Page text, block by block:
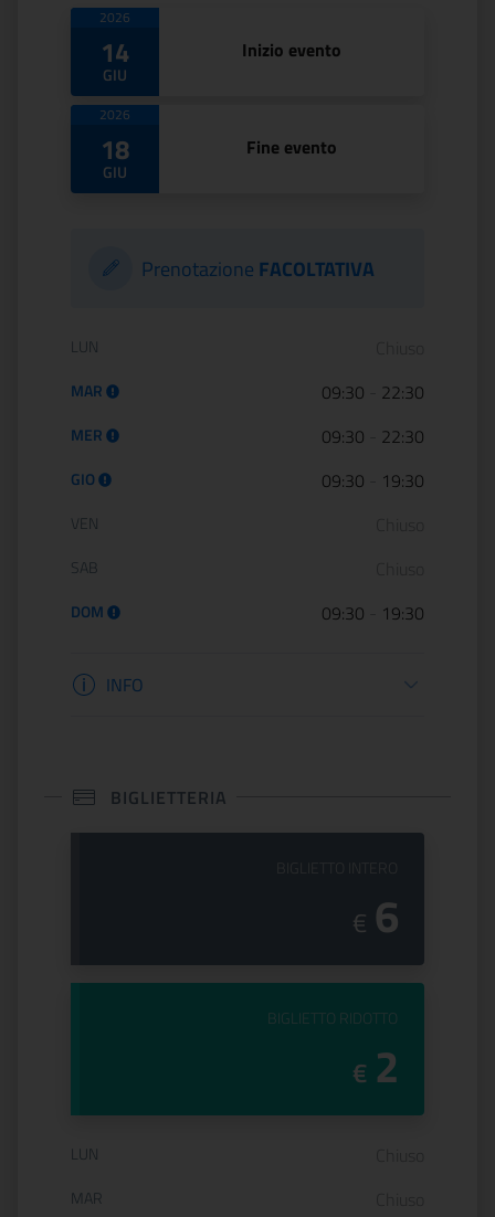
Date di apertura
2026
14
GIU
Inizio evento
2026
18
GIU
Fine evento
Prenotazione FACOLTATIVA
Orario di apertura:
LUN
MAR 09:30 22:30
MER 09:30 22:30
GIO 09:30 19:30
VEN
SAB
DOM 09:30 19:30
Informazioni apertura
INFO
BIGLIETTERIA
€ 6
PREZZO DEL
BIGLIETTO RIDOTTO
€ 2
Orario di apertura:
LUN
MAR